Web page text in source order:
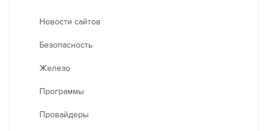
Новости сайтов
Безопасность
Железо
Программы
Провайдеры